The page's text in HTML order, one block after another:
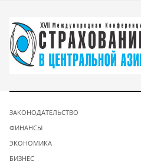
ЗАКОНОДАТЕЛЬСТВО
ФИНАНСЫ
ЭКОНОМИКА
БИЗНЕС